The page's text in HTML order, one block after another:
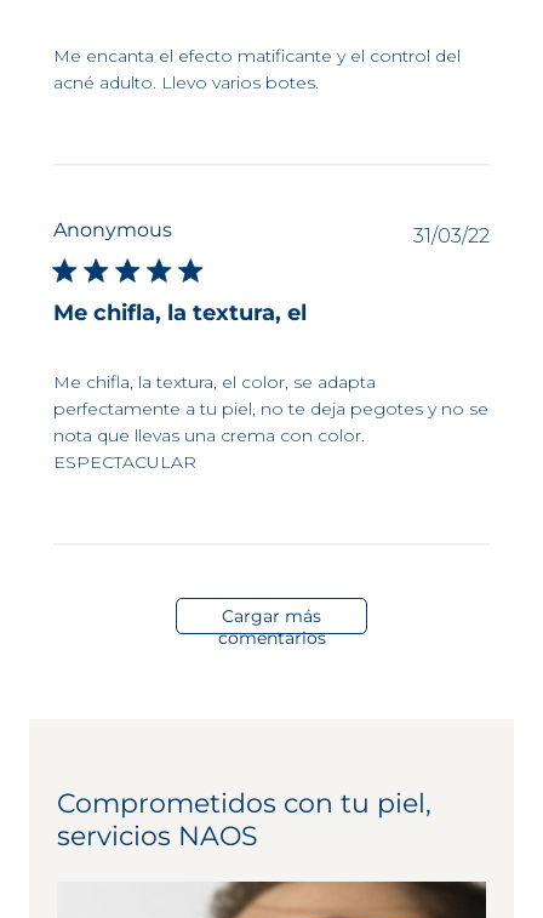
Me encanta el efecto matificante y el control del
acné adulto. Llevo varios botes.
Anonymous
Me chifla, la textura, el
Me chifla, la textura, el color, se adapta
perfectamente a tu piel, no te deja pegotes y no se
nota que llevas una crema con color.
ESPECTACULAR
31/03/22
Cargar más
comentarios
Comprometidos con tu piel,
servicios NAOS